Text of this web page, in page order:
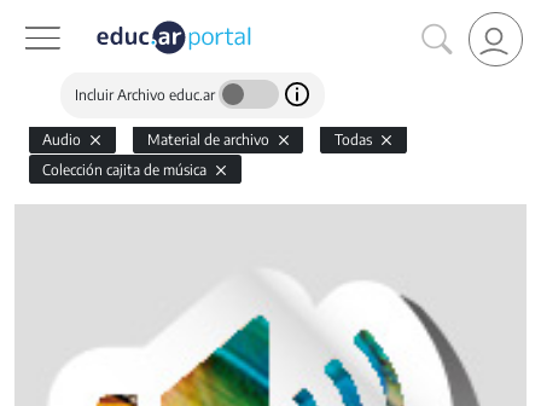
Incluir Archivo educ.ar
Audio Material de archivo
Todas
Colección cajita de música